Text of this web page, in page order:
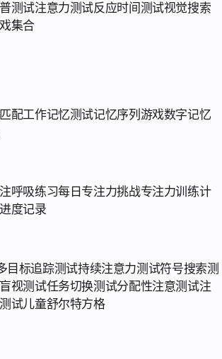
测试注意力测试反应时间测试视觉搜索
集合
配工作记忆测试记忆序列游戏数字记忆
呼吸练习每日专注力挑战专注力训练计
进度记录
目标追踪测试持续注意力测试符号搜索测
视测试任务切换测试分配性注意测试注
试儿童舒尔特方格